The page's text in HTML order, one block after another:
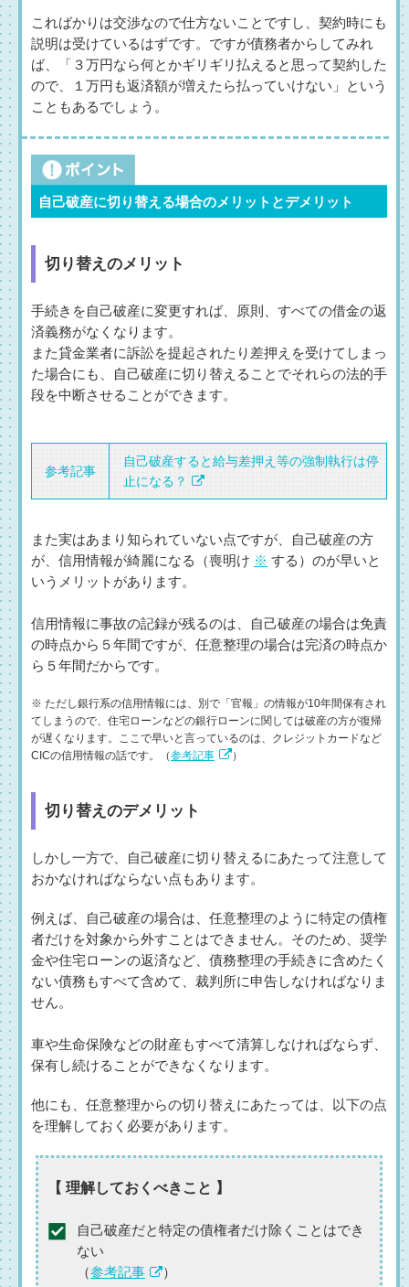
こればかりは交渉なので仕方ないことですし、契約時にも
説明は受けているはずです。ですが債務者からしてみれ
ば、「３万円なら何とかギリギリ払えると思って契約した
ので、１万円も返済額が増えたら払っていけない」という
こともあるでしょう。
自己破産に切り替える場合のメリットとデメリット
切り替えのメリット
手続きを自己破産に変更すれば、原則、すべての借金の返
済義務がなくなります。
また貸金業者に訴訟を提起されたり差押えを受けてしまっ
た場合にも、自己破産に切り替えることでそれらの法的手
段を中断させることができます。
参考記事
自己破産すると給与差押え等の強制執行は停
止になる？
また実はあまり知られていない点ですが、自己破産の方
が、信用情報が綺麗になる（喪明け ※ する）のが早いと
いうメリットがあります。
信用情報に事故の記録が残るのは、自己破産の場合は免責
の時点から５年間ですが、任意整理の場合は完済の時点か
ら５年間だからです。
※ ただし銀行系の信用情報には、別で「官報」の情報が10年間保有され
てしまうので、住宅ローンなどの銀行ローンに関しては破産の方が復帰
が遅くなります。ここで早いと言っているのは、クレジットカードなど
CICの信用情報の話です。（参考記事 ）
切り替えのデメリット
しかし一方で、自己破産に切り替えるにあたって注意して
おかなければならない点もあります。
例えば、自己破産の場合は、任意整理のように特定の債権
者だけを対象から外すことはできません。そのため、奨学
金や住宅ローンの返済など、債務整理の手続きに含めたく
ない債務もすべて含めて、裁判所に申告しなければなりま
せん。
車や生命保険などの財産もすべて清算しなければならず、
保有し続けることができなくなります。
他にも、任意整理からの切り替えにあたっては、以下の点
を理解しておく必要があります。
【 理解しておくべきこと 】
自己破産だと特定の債権者だけ除くことはでき
ない
（参考記事
）